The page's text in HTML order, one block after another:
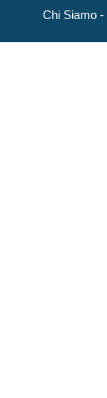
Chi Siamo-